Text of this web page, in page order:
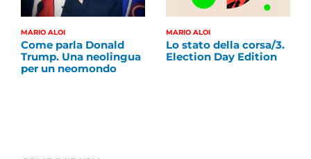
MARIO ALOI
Come parla Donald
Trump. Una neolingua
per un neomondo
MARIO ALOI
Lo stato della corsa/3.
Election Day Edition